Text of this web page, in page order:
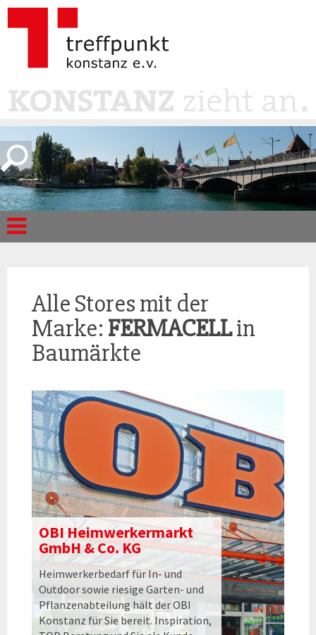
Alle Stores mit der
Marke: FERMACELLin
Baumärkte
OBI Heimwerkermarkt
GmbH & Co. KG
Heimwerkerbedarf für In- und
Outdoor sowie riesige Garten- und
Pflanzenabteilung hält der OBI
Konstanz für Sie bereit. Inspiration,